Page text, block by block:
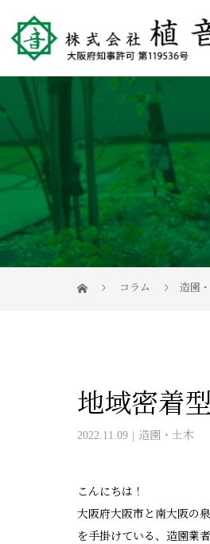
コラム 造園
地域密着
2022.11.09 造園・土木
こんにちは！
大阪府大阪市と南大阪の
を手掛けている、造園業